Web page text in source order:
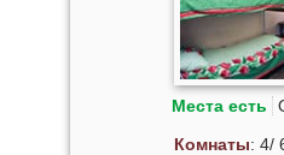
Места есть
Комнаты: 4/